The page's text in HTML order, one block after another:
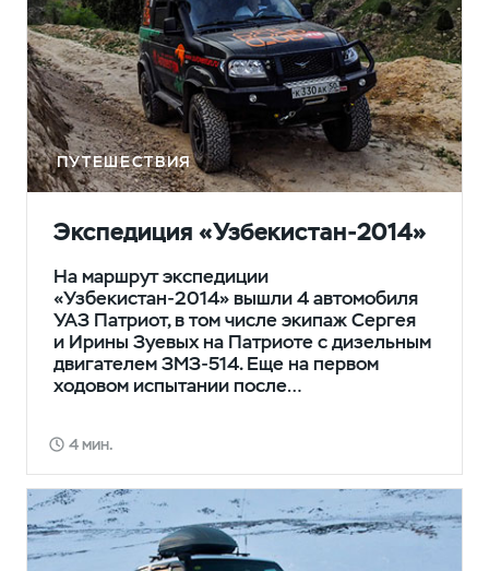
ПУТЕШЕСТВИЯ
Экспедиция «Узбекистан-2014»
На маршрут экспедиции
«Узбекистан-2014» вышли 4 автомобиля
УАЗ Патриот, в том числе экипаж Сергея
и Ирины Зуевых на Патриоте с дизельным
двигателем ЗМЗ-514. Еще на первом
ходовом испытании после…
4 мин.